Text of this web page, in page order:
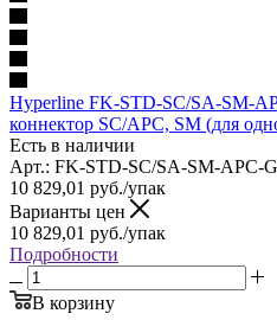
Hyperline FK-STD-SC/SA-SM-
коннектор SC/APC, SM (для
Есть в наличии
Арт.: FK-STD-SC/SA-SM-APC-
10 829,01 руб./упак
Варианты цен
10 829,01 руб./упак
Подробности
В корзину